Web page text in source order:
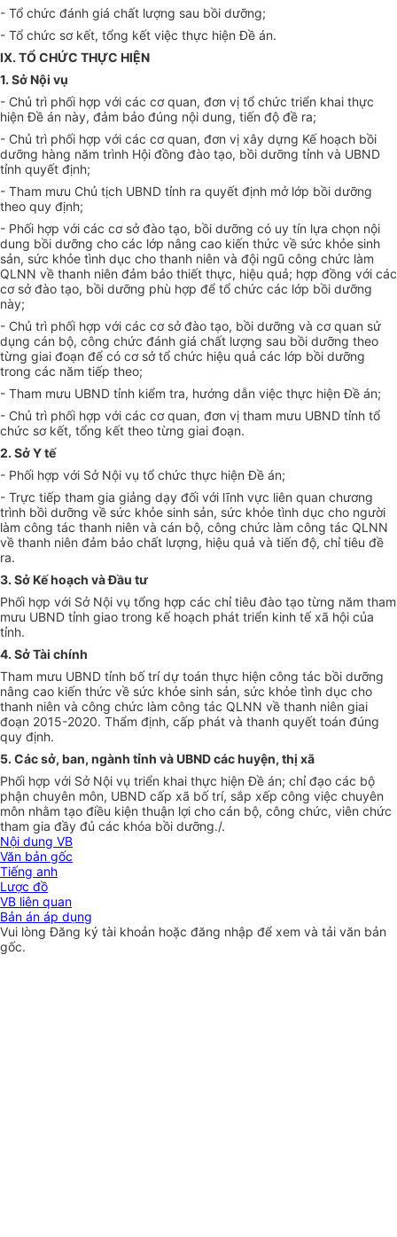
- Tổ chức đánh giá chất lượng sau bồi dưỡng;
- Tổ chức sơ kết, tổng kết việc thực hiện Đề án.
IX. TỔ CHỨC THỰC HIỆN
1. Sở Nội vụ
- Chủ trì phối hợp với các cơ quan, đơn vị tổ chức triển khai thực
hiện Đề án này, đảm bảo đúng nội dung, tiến độ đề ra;
- Chủ trì phối hợp với các cơ quan, đơn vị xây dựng Kế hoạch bồi
dưỡng hàng năm trình Hội đồng đào tạo, bồi dưỡng tỉnh và UBND
tỉnh quyết định;
- Tham mưu Chủ tịch UBND tỉnh ra quyết định mở lớp bồi dưỡng
theo quy định;
- Phối hợp với các cơ sở đào tạo, bồi dưỡng có uy tín lựa chọn nội
dung bồi dưỡng cho các lớp nâng cao kiến thức về sức khỏe sinh
sản, sức khỏe tình dục cho thanh niên và đội ngũ công chức làm
QLNN về thanh niên đảm bảo thiết thực, hiệu quả; hợp đồng với các
cơ sở đào tạo, bồi dưỡng phù hợp để tổ chức các lớp bồi dưỡng
này;
- Chủ trì phối hợp với các cơ sở đào tạo, bồi dưỡng và cơ quan sử
dụng cán bộ, công chức đánh giá chất lượng sau bồi dưỡng theo
từng giai đoạn để có cơ sở tổ chức hiệu quả các lớp bồi dưỡng
trong các năm tiếp theo;
- Tham mưu UBND tỉnh kiểm tra, hướng dẫn việc thực hiệnĐề án;
- Chủ trì phối hợp với các cơ quan, đơn vị tham mưu UBND tỉnh tổ
chức sơ kết, tổng kết theo từng giai đoạn.
2. SởY tế
- Phối hợp với Sở Nội vụ tổ chức thực hiệnĐề án;
- Trực tiếp tham gia giảng dạy đối với lĩnh vực liên quan chương
trình bồi dưỡng về sức khỏe sinh sản, sức khỏe tình dục cho người
làm công tác thanh niên và cán bộ, công chức làm công tác QLNN
về thanh niên đảm bảo chất lượng, hiệu quả và tiến độ, chỉ tiêu đề
ra.
3. Sở Kếhoạch và Đầu tư
Phối hợp với Sở Nội vụ tổng hợp các chỉ tiêu đào tạo từng năm tham
mưu UBND tỉnh giao trong kế hoạch phát triển kinh tế xã hội của
tỉnh.
4. Sở Tài chính
Tham mưu UBND tỉnh bố trí dự toán thực hiện công tác bồi dưỡng
nâng cao kiến thức về sức khỏe sinh sản, sức khỏe tình dục cho
thanh niên và công chức làm công tác QLNN về thanh niên giai
đoạn 2015-2020. Thẩm định, cấp phát và thanh quyết toán đúng
quy định.
5. Các sở, ban, ngành tỉnh và UBND các huyện, thị xã
Phối hợp với Sở Nội vụ triển khai thực hiệnĐề án; chỉ đạo các bộ
phận chuyên môn, UBND cấp xã bố trí, sắp xếp công việc chuyên
môn nhằm tạo điều kiện thuận lợi cho cán bộ, công chức, viên chức
tham gia đầy đủ các khóa bồi dưỡng./.
Nội dung VB
Văn bản gốc
Tiếng anh
Lược đồ
VB liên quan
Bản án áp dụng
Vui lòngĐăng ký tài khoản hoặc đăng nhập để xem và tải văn bản
gốc.